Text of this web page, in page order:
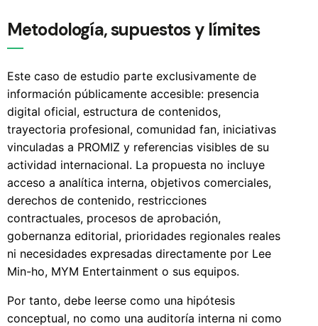
Metodología, supuestos y límites
Este caso de estudio parte exclusivamente de
información públicamente accesible: presencia
digital oficial, estructura de contenidos,
trayectoria profesional, comunidad fan, iniciativas
vinculadas a PROMIZ y referencias visibles de su
actividad internacional. La propuesta no incluye
acceso a analítica interna, objetivos comerciales,
derechos de contenido, restricciones
contractuales, procesos de aprobación,
gobernanza editorial, prioridades regionales reales
ni necesidades expresadas directamente por Lee
Min-ho, MYM Entertainment o sus equipos.
Por tanto, debe leerse como una hipótesis
conceptual, no como una auditoría interna ni como